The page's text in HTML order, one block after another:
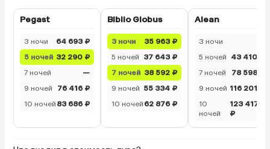
Pegast
3 ночи
64 693 ₽
5 ночей 32 290 ₽
7 ночей
—
9 ночей
76 416 ₽
10 ночей 83 686 ₽
Biblio Globus
3 ночи
35 963 ₽
5 ночей
37 643 ₽
7 ночей 38 592 ₽
9 ночей 55 334 ₽
10 ночей 62 876 ₽
Alean
3 ночи
5 ночей
43 410 ₽
7 ночей
78 598 ₽
9 ночей 116 201 ₽
10
ночей
123 417
₽